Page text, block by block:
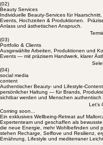
(02)
Beauty Services
Individuelle Beauty-Services für
Events, Hochzeiten & Produktionen.
Anlass und ästhetischen Anspruch.
(03)
Portfolio & Clients
Ausgewählte Arbeiten, Produktionen und
Events — mit präzisem Handwerk, klarer
(04)
social media
content
Authentischer Beauty- und Lifestyle-
persönlicher Haltung — für Brands,
sichtbar werden und Menschen authentisch
Let’s
Coming soon...
Ein exklusives Wellbeing-Retreat auf
Expertenteam und geschaffen als
die neue Energie, mehr Wohlbefinden und
stehen Recharge, Selflove und Resilienz,
Ernährung, Lifestyle und mediterraner